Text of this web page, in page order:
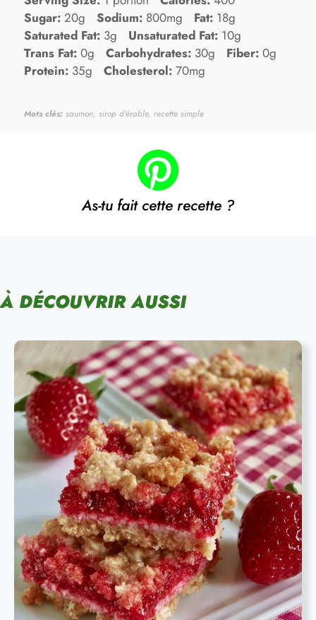
Sugar: 20g Sodium: 800mg Fat: 18g
Saturated Fat: 3g Unsaturated Fat: 10g
Trans Fat: 0g Carbohydrates: 30g Fiber: 0g
Protein: 35g Cholesterol: 70mg
Mots clés: saumon, sirop d'érable, recette simple
As-tu fait cette recette ?
À DÉCOUVRIR AUSSI